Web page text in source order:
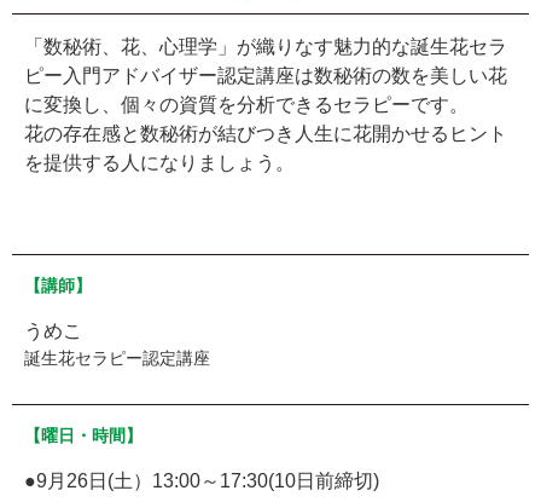
「数秘術、花、心理学」が織りなす魅力的な誕生花セラ
ピー入門アドバイザー認定講座は数秘術の数を美しい花
に変換し、個々の資質を分析できるセラピーです。
花の存在感と数秘術が結びつき人生に花開かせるヒント
を提供する人になりましょう。
【講師】
うめこ
誕生花セラピー認定講座
【曜日・時間】
●9月26日(土）13:00～17:30(10日前締切)